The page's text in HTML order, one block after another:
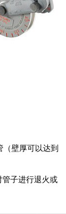
（壁厚可以达到
管子进行退火或